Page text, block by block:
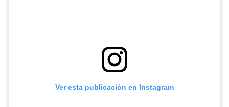
Ver esta publicación en Instagram